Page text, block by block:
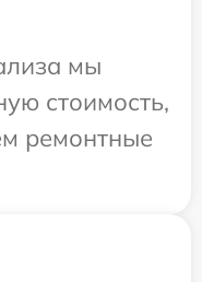
мы
стоимость,
ремонтные